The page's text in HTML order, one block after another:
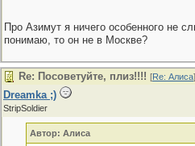
Про Азимут я ничего особенного не
понимаю, то он не в Москве?
Re: Посоветуйте, плиз!!!! [Re: Алиса]
Dreamka ;)
StripSoldier
Автор: Алиса